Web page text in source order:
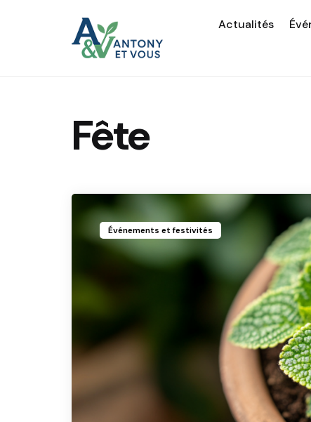
Actualités
Fête
Événements et festivités